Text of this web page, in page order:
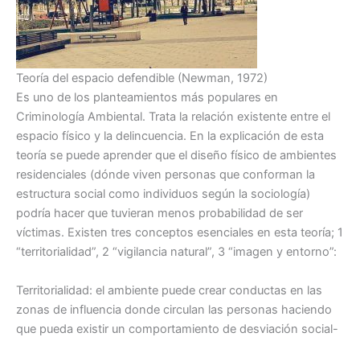
Teoría del espacio defendible (Newman, 1972)
Es uno de los planteamientos más populares en
Criminología Ambiental. Trata la relación existente entre el
espacio físico y la delincuencia. En la explicación de esta
teoría se puede aprender que el diseño físico de ambientes
residenciales (dónde viven personas que conforman la
estructura social como individuos según la sociología)
podría hacer que tuvieran menos probabilidad de ser
víctimas. Existen tres conceptos esenciales en esta teoría; 1
“territorialidad”, 2 “vigilancia natural”, 3 “imagen y entorno”:
Territorialidad: el ambiente puede crear conductas en las
zonas de influencia donde circulan las personas haciendo
que pueda existir un comportamiento de desviación social-